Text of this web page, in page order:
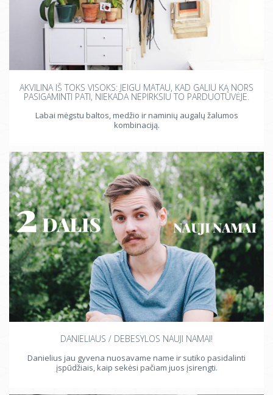
AKVILINA IŠ TOKS VISOKS: JEIGU MATAU, KAD GALIU KĄ NORS
PASIGAMINTI PATI, NIEKADA NEPIRKSIU TO PARDUOTUVĖJE.
Labai mėgstu baltos, medžio ir naminių augalų žalumos
kombinaciją.
DANIELIAUS / DEBESYLOS NAUJI NAMAI!
Danielius jau gyvena nuosavame name ir sutiko pasidalinti
įspūdžiais, kaip sekėsi pačiam juos įsirengti.